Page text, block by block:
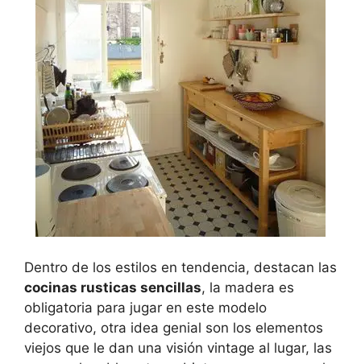
Dentro de los estilos en tendencia, destacan las
cocinas rusticas sencillas, la madera es
obligatoria para jugar en este modelo
decorativo, otra idea genial son los elementos
viejos que le dan una visión vintage al lugar, las